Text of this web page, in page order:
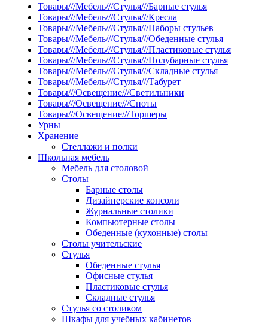
Товары///Мебель///Стулья///Барные стулья
Товары///Мебель///Стулья///Кресла
Товары///Мебель///Стулья///Наборы стульев
Товары///Мебель///Стулья///Обеденные стулья
Товары///Мебель///Стулья///Пластиковые стулья
Товары///Мебель///Стулья///Полубарные стулья
Товары///Мебель///Стулья///Складные стулья
Товары///Мебель///Стулья///Табурет
Товары///Освещение///Светильники
Товары///Освещение///Споты
Товары///Освещение///Торшеры
Урны
Хранение
Стеллажи и полки
Школьная мебель
Мебель для столовой
Столы
Барные столы
Дизайнерские консоли
Журнальные столики
Компьютерные столы
Обеденные (кухонные) столы
Столы учительские
Стулья
Обеденные стулья
Офисные стулья
Пластиковые стулья
Складные стулья
Стулья со столиком
Шкафы для учебных кабинетов